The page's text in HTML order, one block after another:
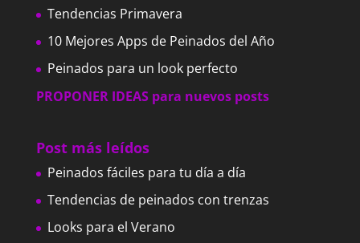
Tendencias Primavera
10 Mejores Apps de Peinados del Año
Peinados para un look perfecto
PROPONER IDEAS para nuevos posts
Post más leídos
Peinados fáciles para tu día a día
Tendencias de peinados con trenzas
Looks para el Verano